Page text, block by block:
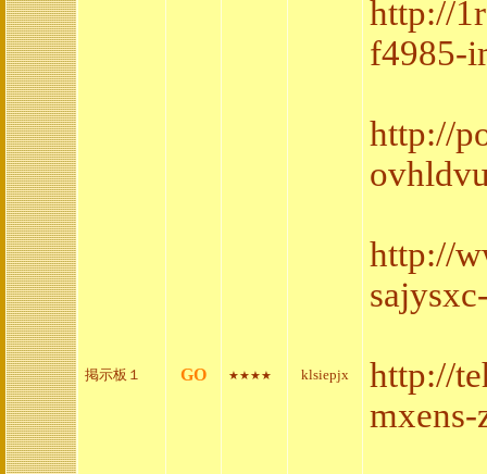
掲示板１ GO ★★★★ klsiepjx
http://
f4985-
http://
http://
http://